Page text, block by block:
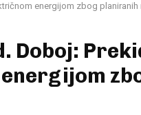
energijom zbog planiranih
Doboj: